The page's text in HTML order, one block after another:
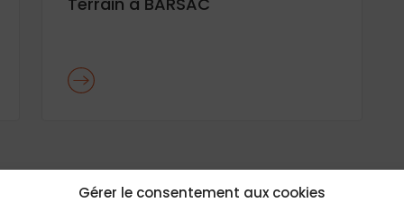
Gérer le consentement aux cookies